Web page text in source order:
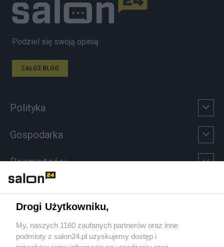
Podziel się swoją opinią
ZAŁÓŻ BLOG
Polityka
Gospodarka
Rozmaitości
Sport
Społeczeństwo
Drogi Użytkowniku,
My, naszych 1160 zaufanych partnerów oraz inne
podmioty z salon24.pl uzyskujemy dostęp i